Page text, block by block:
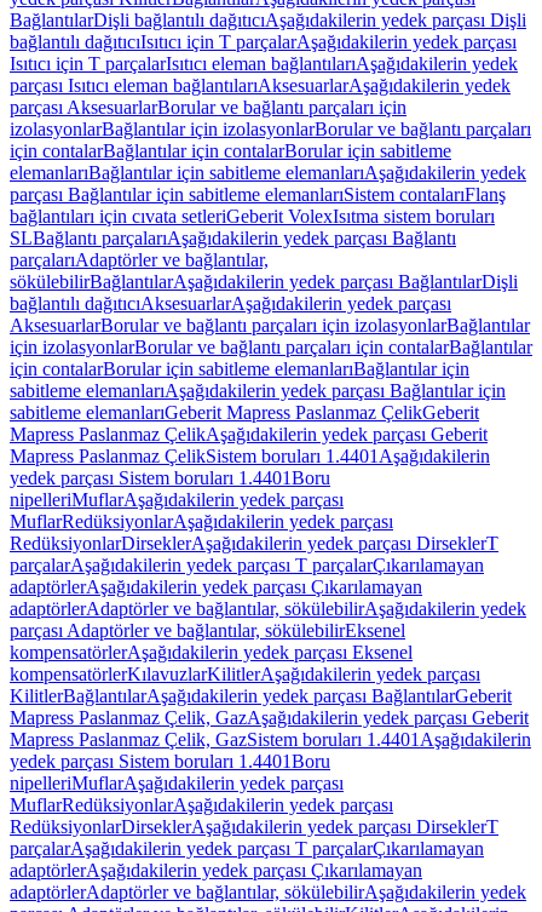
BağlantılarDişli bağlantılı dağıtıcıAşağıdakilerin yedek parçası Dişli
bağlantılı dağıtıcıIsıtıcı için T parçalarAşağıdakilerin yedek parçası
Isıtıcı için T parçalarIsıtıcı eleman bağlantılarıAşağıdakilerin yedek
parçası Isıtıcı eleman bağlantılarıAksesuarlarAşağıdakilerin yedek
parçası AksesuarlarBorular ve bağlantı parçaları için
izolasyonlarBağlantılar için izolasyonlarBorular ve bağlantı parçaları
için contalarBağlantılar için contalarBorular için sabitleme
elemanlarıBağlantılar için sabitleme elemanlarıAşağıdakilerin yedek
parçası Bağlantılar için sabitleme elemanlarıSistem contalarıFlanş
bağlantıları için cıvata setleriGeberit VolexIsıtma sistem boruları
SLBağlantı parçalarıAşağıdakilerin yedek parçası Bağlantı
parçalarıAdaptörler ve bağlantılar,
sökülebilirBağlantılarAşağıdakilerin yedek parçası BağlantılarDişli
bağlantılı dağıtıcıAksesuarlarAşağıdakilerin yedek parçası
AksesuarlarBorular ve bağlantı parçaları için izolasyonlarBağlantılar
için izolasyonlarBorular ve bağlantı parçaları için contalarBağlantılar
için contalarBorular için sabitleme elemanlarıBağlantılar için
sabitleme elemanlarıAşağıdakilerin yedek parçası Bağlantılar için
sabitleme elemanlarıGeberit Mapress Paslanmaz ÇelikGeberit
Mapress Paslanmaz ÇelikAşağıdakilerin yedek parçası Geberit
Mapress Paslanmaz ÇelikSistem boruları 1.4401 Aşağıdakilerin
yedek parçası Sistem boruları 1.4401Boru
nipelleriMuflarAşağıdakilerin yedek parçası
MuflarRedüksiyonlarAşağıdakilerin yedek parçası
RedüksiyonlarDirseklerAşağıdakilerin yedek parçası DirseklerT
parçalarAşağıdakilerin yedek parçası T parçalarÇıkarılamayan
adaptörlerAşağıdakilerin yedek parçası Çıkarılamayan
adaptörlerAdaptörler ve bağlantılar, sökülebilirAşağıdakilerin yedek
parçası Adaptörler ve bağlantılar, sökülebilirEksenel
kompensatörlerAşağıdakilerin yedek parçası Eksenel
kompensatörlerKılavuzlarKilitlerAşağıdakilerin yedek parçası
KilitlerBağlantılarAşağıdakilerin yedek parçası BağlantılarGeberit
Mapress Paslanmaz Çelik, GazAşağıdakilerin yedek parçası Geberit
Mapress Paslanmaz Çelik, GazSistem boruları 1.4401 Aşağıdakilerin
yedek parçası Sistem boruları 1.4401Boru
nipelleriMuflarAşağıdakilerin yedek parçası
MuflarRedüksiyonlarAşağıdakilerin yedek parçası
RedüksiyonlarDirseklerAşağıdakilerin yedek parçası DirseklerT
parçalarAşağıdakilerin yedek parçası T parçalarÇıkarılamayan
adaptörlerAşağıdakilerin yedek parçası Çıkarılamayan
adaptörlerAdaptörler ve bağlantılar, sökülebilirAşağıdakilerin yedek